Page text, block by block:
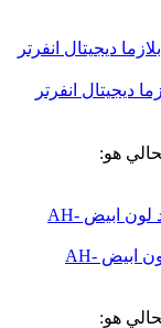
بلازما ديجيتال انفرتر
هو:
تكييف شارب اسبليت 2.25 حصان بارد لون ابيض AH-
هو: